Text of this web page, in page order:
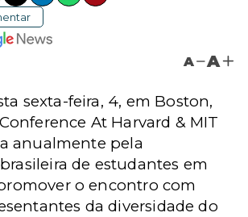
A A
sexta-feira, 4, em Boston,
At Harvard & MIT
anualmente pela
de estudantes em
o encontro com
da diversidade do